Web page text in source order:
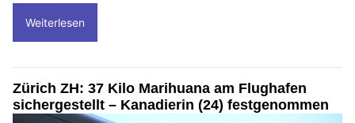
Weiterlesen
Zürich ZH: 37 Kilo Marihuana am Flughafen
sichergestellt – Kanadierin (24) festgenommen